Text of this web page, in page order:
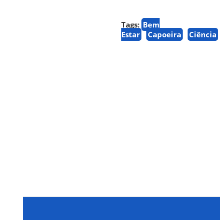
Tags: Bem
Estar
Capoeira Ciência